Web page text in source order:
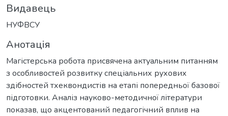
Видавець
НУФВСУ
Анотація
Магістерська робота присвячена актуальним питанням
з особливостей розвитку спеціальних рухових
здібностей тхеквондистів на етапі попередньої базової
підготовки. Аналіз науково-методичної літератури
показав, щo акцентований педагогічний вплив на